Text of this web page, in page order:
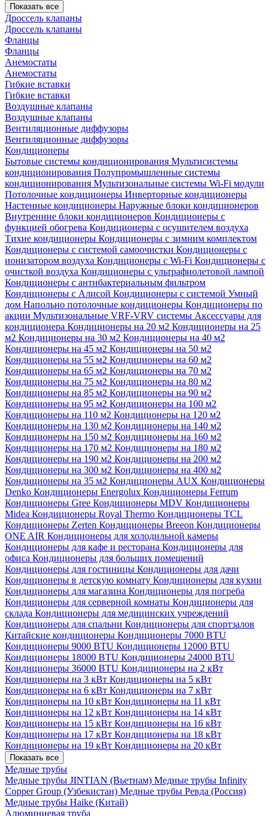
Показать все
Дроссель клапаны
Дроссель клапаны
Фланцы
Фланцы
Анемостаты
Анемостаты
Гибкие вставки
Гибкие вставки
Воздушные клапаны
Воздушные клапаны
Вентиляционные диффузоры
Вентиляционные диффузоры
Кондиционеры
Бытовые системы кондиционирования Мультисистемы
кондиционирования Полупромышленные системы
кондиционирования Мультизональные системы Wi-Fi модули
Потолочные кондиционеры Инверторные кондиционеры
Настенные кондиционеры Наружные блоки кондиционеров
Внутренние блоки кондиционеров Кондиционеры с
функцией обогрева Кондиционеры с осушителем воздуха
Тихие кондиционеры Кондиционеры с зимним комплектом
Кондиционеры с системой самоочистки Кондиционеры с
ионизатором воздуха Кондиционеры с Wi-Fi Кондиционеры с
очисткой воздуха Кондиционеры с ультрафиолетовой лампой
Кондиционеры с антибактериальным фильтром
Кондиционеры с Алисой Кондиционеры с системой Умный
дом Напольно потолочные кондиционеры Кондиционеры по
акции Мультизональные VRF-VRV системы Аксессуары для
кондиционера Кондиционеры на 20 м2 Кондиционеры на 25
м2 Кондиционеры на 30 м2 Кондиционеры на 40 м2
Кондиционеры на 45 м2 Кондиционеры на 50 м2
Кондиционеры на 55 м2 Кондиционеры на 60 м2
Кондиционеры на 65 м2 Кондиционеры на 70 м2
Кондиционеры на 75 м2 Кондиционеры на 80 м2
Кондиционеры на 85 м2 Кондиционеры на 90 м2
Кондиционеры на 95 м2 Кондиционеры на 100 м2
Кондиционеры на 110 м2 Кондиционеры на 120 м2
Кондиционеры на 130 м2 Кондиционеры на 140 м2
Кондиционеры на 150 м2 Кондиционеры на 160 м2
Кондиционеры на 170 м2 Кондиционеры на 180 м2
Кондиционеры на 190 м2 Кондиционеры на 200 м2
Кондиционеры на 300 м2 Кондиционеры на 400 м2
Кондиционеры на 35 м2 Кондиционеры AUX Кондиционеры
Denko Кондиционеры Energolux Кондиционеры Ferrum
Кондиционеры Gree Кондиционеры MDV Кондиционеры
Midea Кондиционеры Royal Thermo Кондиционеры TCL
Кондиционеры Zerten Кондиционеры Breeon Кондиционеры
ONE AIR Кондиционеры для холодильной камеры
Кондиционеры для кафе и ресторана Кондиционеры для
офиса Кондиционеры для больших помещений
Кондиционеры для гостиницы Кондиционеры для дачи
Кондиционеры в детскую комнату Кондиционеры для кухни
Кондиционеры для магазина Кондиционеры для погреба
Кондиционеры для серверной комнаты Кондиционеры для
склада Кондиционеры для медицинских учреждений
Кондиционеры для спальни Кондиционеры для спортзалов
Китайские кондиционеры Кондиционеры 7000 BTU
Кондиционеры 9000 BTU Кондиционеры 12000 BTU
Кондиционеры 18000 BTU Кондиционеры 24000 BTU
Кондиционеры 36000 BTU Кондиционеры на 2 кВт
Кондиционеры на 3 кВт Кондиционеры на 5 кВт
Кондиционеры на 6 кВт Кондиционеры на 7 кВт
Кондиционеры на 10 кВт Кондиционеры на 11 кВт
Кондиционеры на 12 кВт Кондиционеры на 14 кВт
Кондиционеры на 15 кВт Кондиционеры на 16 кВт
Кондиционеры на 17 кВт Кондиционеры на 18 кВт
Кондиционеры на 19 кВт Кондиционеры на 20 кВт
Показать все
Медные трубы
Медные трубы JINTIAN (Вьетнам) Медные трубы Infinity
Copper Group (Узбекистан) Медные трубы Ревда (Россия)
Медные трубы Haike (Китай)
Алюминиевая труба